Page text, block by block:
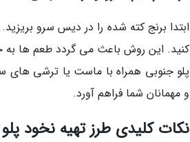
ابتدا برنج کته شده را در دیس سرو
کنید. این روش باعث می گردد طعم ها به
پلو جنوبی همراه با ماست یا ترشی های
و مهمانان شما فراهم آورد.
نکات کلیدی طرز تهیه نخود